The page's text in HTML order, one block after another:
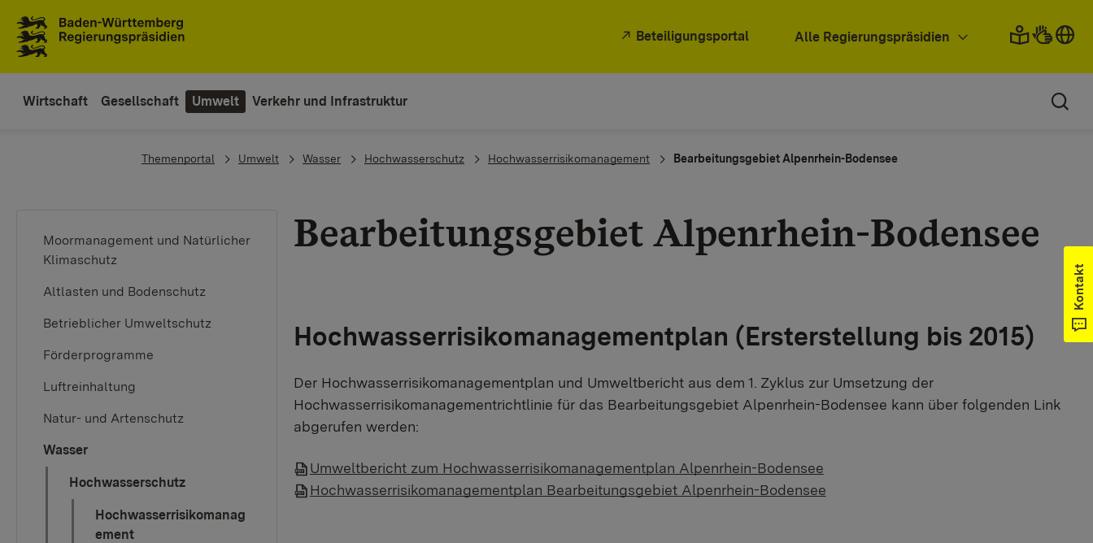
Beteiligungsportal Alle Regierungspräsidien
Wirtschaft Gesellschaft Umwelt Verkehr und Infrastruktur
You are here:
Themenportal Umwelt Wasser Hochwasserschutz Hochwasserrisikomanagement Bearbeitungsgebiet Alpenrhein-Bodensee
Moormanagement und Natürlicher
Klimaschutz
Altlasten und Bodenschutz
Betrieblicher Umweltschutz
Förderprogramme
Luftreinhaltung
Natur- und Artenschutz
Wasser
Hochwasserschutz
Hochwasserrisikomanag
ement
Bearbeitungsgebiet Alpenrhein-Bodensee
Kontakt
Hochwasserrisikomanagementplan (Ersterstellung bis 2015)
Der Hochwasserrisikomanagementplan und Umweltbericht aus dem 1. Zyklus zur Umsetzung der
Hochwasserrisikomanagementrichtlinie für das Bearbeitungsgebiet Alpenrhein-Bodensee kann über folgenden Link
abgerufen werden:
Umweltbericht zum Hochwasserrisikomanagementplan Alpenrhein-Bodensee
Hochwasserrisikomanagementplan Bearbeitungsgebiet Alpenrhein-Bodensee